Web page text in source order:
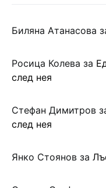
Биляна Атанасова
Росица Колева за
след нея
Стефан Димитров
след нея
Янко Стоянов за